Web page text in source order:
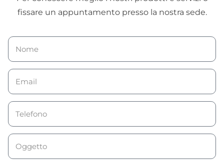
fissare un appuntamento presso la nostra sede.